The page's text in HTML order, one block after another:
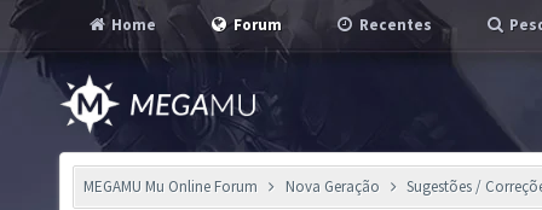
Home Forum Recentes
MEGAMU Mu Online Forum Nova Geração Sugestões /